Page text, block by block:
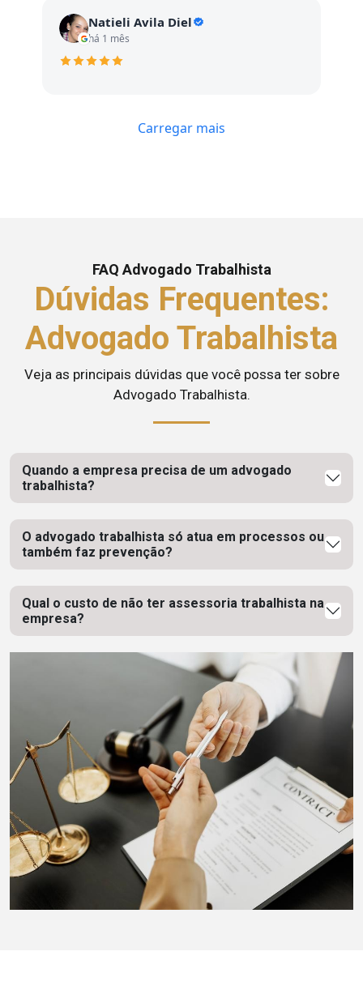
Natieli Avila Diel
há 1 mês
Carregar mais
FAQ Advogado Trabalhista
Dúvidas Frequentes:
Advogado Trabalhista
Veja as principais dúvidas que você possa ter sobre
Advogado Trabalhista.
Quando a empresa precisa de um advogado
trabalhista?
O advogado trabalhista só atua em processos ou
também faz prevenção?
Qual o custo de não ter assessoria trabalhista na
empresa?